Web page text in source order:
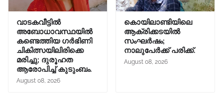
വാടകവീട്ടില്‍
അബോധാവസ്ഥയില്‍
കണ്ടെത്തിയ ഗര്‍ഭിണി
ചികിത്സയിലിരിക്കെ
മരിച്ചു; ദുരൂഹത
ആരോപിച്ച് കുടുംബം.
August 08, 2026
കൊയിലാണ്ടിയിലെ
ആക്രിക്കടയിൽ
സംഘർഷം;
നാലുപേർക്ക് പരിക്ക്.
August 08, 2026